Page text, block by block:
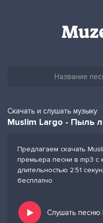
Скачать и слушать музыку
Muslim Largo - Пыль
Предлагаем скачать
премьера песни в mp3 с
длительностью 2:51
бесплатно